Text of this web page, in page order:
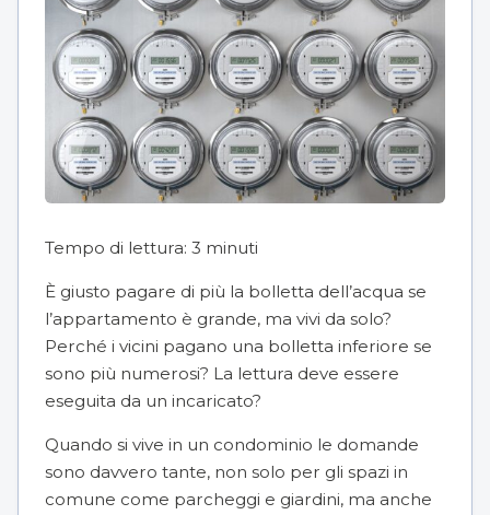
Tempo di lettura: 3 minuti
È giusto pagare di più la bolletta dell’acqua se
l’appartamento è grande, ma vivi da solo?
Perché i vicini pagano una bolletta inferiore se
sono più numerosi? La lettura deve essere
eseguita da un incaricato?
Quando si vive in un condominio le domande
sono davvero tante, non solo per gli spazi in
comune come parcheggi e giardini, ma anche